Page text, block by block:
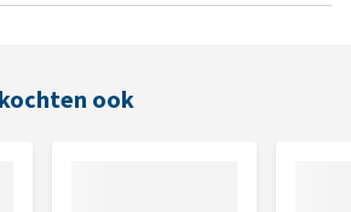
ook